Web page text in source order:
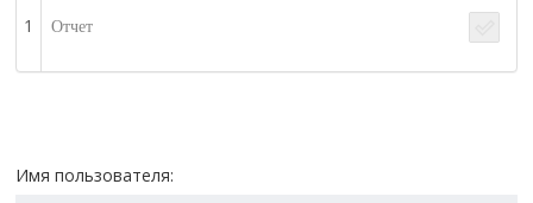
1 Отчет
Имя пользователя: